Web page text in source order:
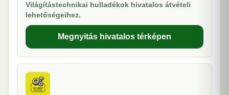
Világítástechnikai hulladékok hivatalos átvételi
lehetőségeihez.
Megnyitás hivatalos térképen